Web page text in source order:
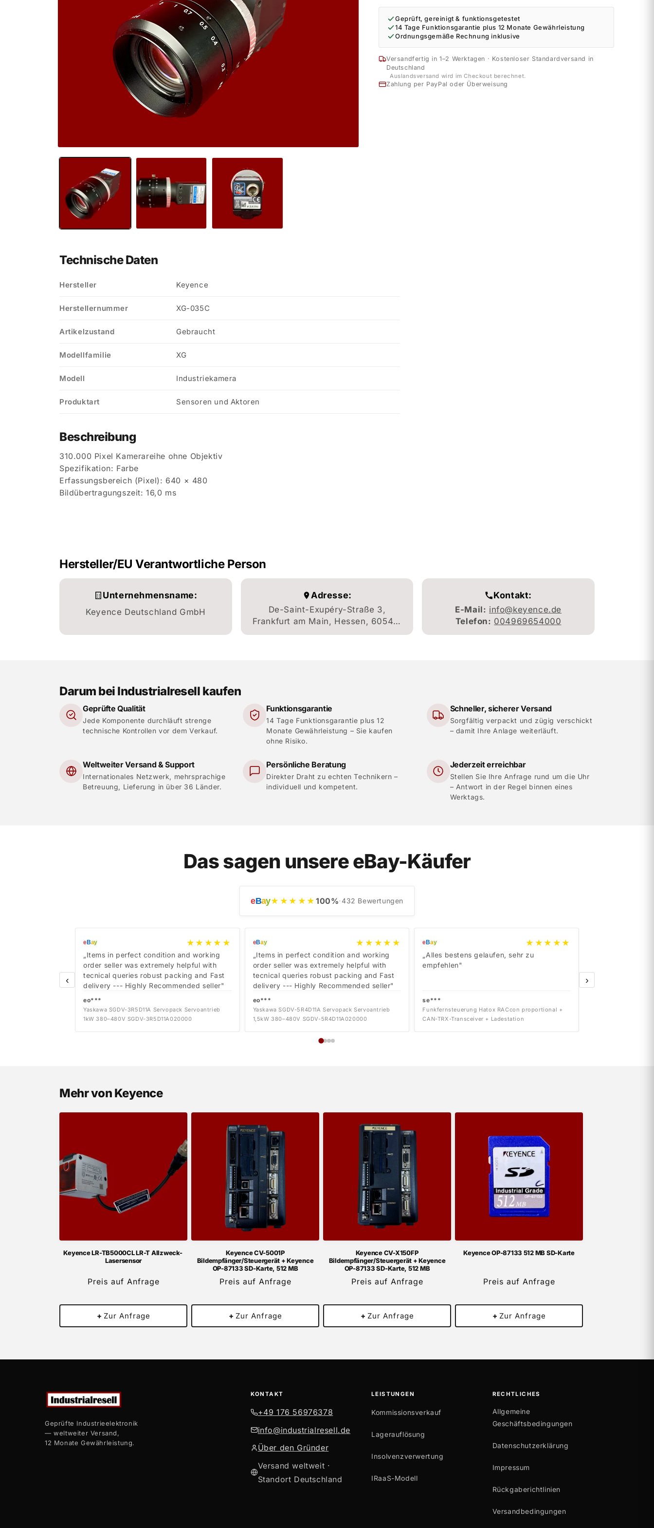
Geprüft, gereinigt & funktionsgetestet
14 Tage Funktionsgarantie plus 12 Monate Gewährleistung
Ordnungsgemäße Rechnung inklusive
Versandfertig in 1–2 Werktagen · Kostenloser Standardversand in
Deutschland
Auslandsversand wird im Checkout berechnet.
Zahlung per PayPal oder Überweisung
Technische Daten
Hersteller Keyence
Herstellernummer XG-035C
Artikelzustand Gebraucht
Modellfamilie XG
Modell Industriekamera
Produktart Sensoren und Aktoren
Beschreibung
310.000 Pixel Kamerareihe ohne Objektiv
Spezifikation: Farbe
Erfassungsbereich (Pixel): 640 × 480
Bildübertragungszeit: 16,0 ms
Hersteller/EU Verantwortliche Person
Unternehmensname:
Keyence Deutschland GmbH
Adresse:
De-Saint-Exupéry-Straße 3,
Frankfurt am Main, Hessen, 60549,
DE
Kontakt:
E-Mail: info@keyence.de
Telefon: 004969654000
Darum bei Industrialresell kaufen
Geprüfte Qualität
Jede Komponente durchläuft strenge
technische Kontrollen vor dem Verkauf.
Funktionsgarantie
14 Tage Funktionsgarantie plus 12
Monate Gewährleistung – Sie kaufen
ohne Risiko.
Schneller, sicherer Versand
Sorgfältig verpackt und zügig verschickt
– damit Ihre Anlage weiterläuft.
Weltweiter Versand & Support
Internationales Netzwerk, mehrsprachige
Betreuung, Lieferung in über 36 Länder.
Persönliche Beratung
Direkter Draht zu echten Technikern –
individuell und kompetent.
Jederzeit erreichbar
Stellen Sie Ihre Anfrage rund um die Uhr
– Antwort in der Regel binnen eines
Werktags.
Das sagen unsere eBay-Käufer
eBay★★★★★ 100%· 432 Bewertungen
‹
eBay ★★★★★
„Items in perfect condition and working
order seller was extremely helpful with
tecnical queries robust packing and Fast
delivery --- Highly Recommended seller"
eo***
Yaskawa SGDV-3R5D11A Servopack Servoantrieb
1kW 380–480V SGDV-3R5D11A020000
eBay ★★★★★
„Items in perfect condition and working
order seller was extremely helpful with
tecnical queries robust packing and Fast
delivery --- Highly Recommended seller"
eo***
Yaskawa SGDV-5R4D11A Servopack Servoantrieb
1,5kW 380–480V SGDV-5R4D11A020000
eBay ★★★★★
„Alles bestens gelaufen, sehr zu
empfehlen"
se***
Funkfernsteuerung Hatox RACcon proportional +
CAN-TRX-Transceiver + Ladestation
›
Mehr von Keyence
Keyence LR-TB5000CL LR-T Allzweck-
Lasersensor
Preis auf Anfrage
+ Zur Anfrage
Keyence CV-5001P
Bildempfänger/Steuergerät + Keyence
OP-87133 SD-Karte, 512 MB
Preis auf Anfrage
+ Zur Anfrage
Keyence CV-X150FP
Bildempfänger/Steuergerät + Keyence
OP-87133 SD-Karte, 512 MB
Preis auf Anfrage
+ Zur Anfrage
Keyence OP-87133 512 MB SD-Karte
Preis auf Anfrage
+ Zur Anfrage
Geprüfte Industrieelektronik
— weltweiter Versand,
12 Monate Gewährleistung.
KONTAKT
+49 176 56976378
info@industrialresell.de
Über den Gründer
Versand weltweit ·
Standort Deutschland
LEISTUNGEN
Kommissionsverkauf
Lagerauflösung
Insolvenzverwertung
IRaaS-Modell
RECHTLICHES
Allgemeine
Geschäftsbedingungen
Datenschutzerklärung
Impressum
Rückgaberichtlinien
Versandbedingungen